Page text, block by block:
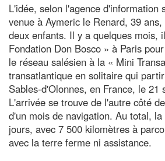
L'idée, selon l'agence d'information
venue à Aymeric le Renard, 39
deux enfants. Il y a quelques mois,
Fondation Don Bosco » à Paris
le réseau salésien à la « Mini
transatlantique en solitaire qui
Sables-d'Olonnes, en France, le 21
L'arrivée se trouve de l'autre côté
d'un mois de navigation. Au total,
jours, avec 7 500 kilomètres à
avec la terre ferme ni assistance.